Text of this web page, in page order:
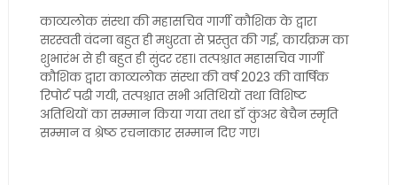
काव्यलोक संस्था की महासचिव गार्गी कौशिक के द्वारा
सरस्वती वंदना बहुत ही मधुरता से प्रस्तुत की गई, कार्यक्रम का
शुभारंभ से ही बहुत ही सुंदर रहा। तत्पश्चात महासचिव गार्गी
कौशिक द्वारा काव्यलोक संस्था की वर्ष 2023 की वार्षिक
रिपोर्ट पढी गयी, तत्पश्चात सभी अतिथियों तथा विशिष्ट
अतिथियों का सम्मान किया गया तथा डॉ कुंअर बेचैन स्मृति
सम्मान व श्रेष्ठ रचनाकार सम्मान दिए गए।